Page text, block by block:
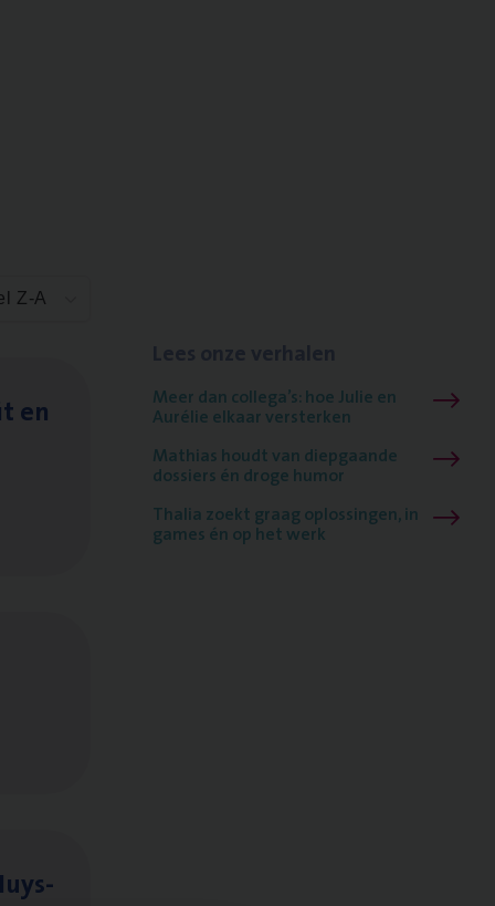
Z-A
en Meer dan collega’s: hoe Julie en
Aurélie elkaar versterken
Mathias houdt van diepgaande
dossiers én droge humor
Thalia zoekt graag oplossingen, in
games én op het werk